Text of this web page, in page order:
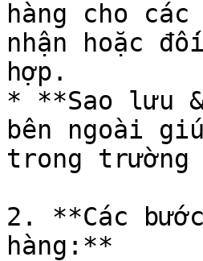
hàng cho
nhận hoặc
hợp.
* **Sao lưu
bên ngoài
trong trường
2. **Các
hàng:**